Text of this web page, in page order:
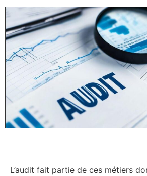
L’audit fait partie de ces métiers